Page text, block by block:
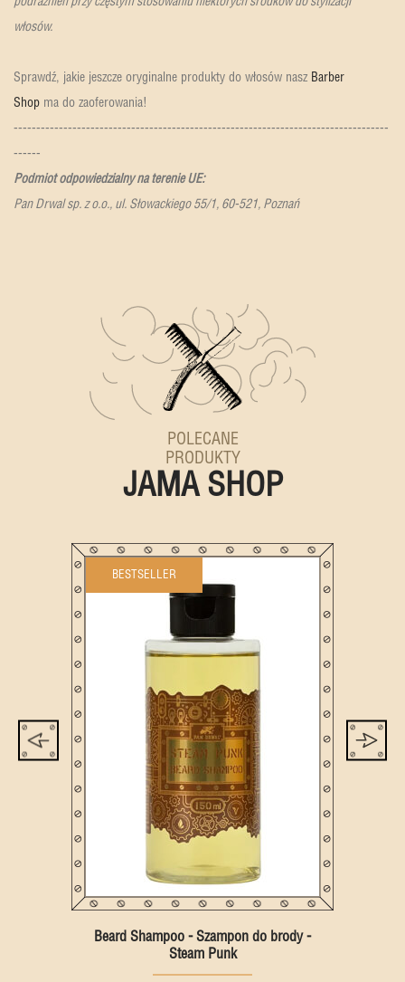
włosów.
Sprawdź, jakie jeszcze oryginalne produkty do włosów nasz Barber
Shop ma do zaoferowania!
-----------------------------------------------------------------------------------
------
Podmiot odpowiedzialny na terenie UE:
Pan Drwal sp. z o.o., ul. Słowackiego 55/1, 60-521, Poznań
POLECANE
PRODUKTY
JAMA SHOP
BESTSELLER
Beard Shampoo - Szampon do brody -
Steam Punk